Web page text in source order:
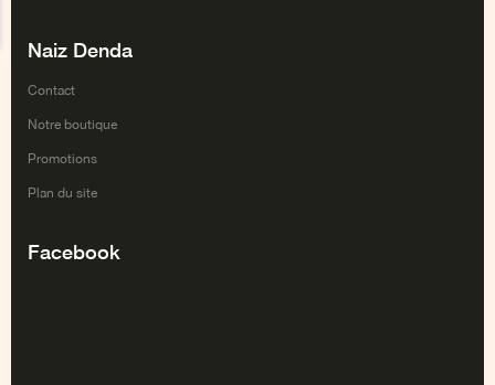
Naiz Denda
Contact
Notre boutique
Promotions
Plan du site
Facebook